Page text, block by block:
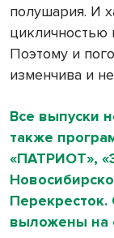
полушария. И
цикличностью
Поэтому и
изменчива и
Все выпуски
также
«ПАТРИОТ»,
Перекресток.
выложены на